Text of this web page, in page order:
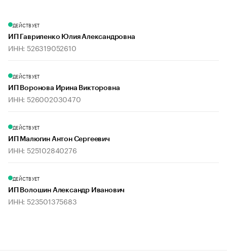
ДЕЙСТВУЕТ
ИП Гавриленко Юлия Александровна
ИНН: 526319052610
ДЕЙСТВУЕТ
ИП Воронова Ирина Викторовна
ИНН: 526002030470
ДЕЙСТВУЕТ
ИП Малюгин Антон Сергеевич
ИНН: 525102840276
ДЕЙСТВУЕТ
ИП Волошин Александр Иванович
ИНН: 523501375683